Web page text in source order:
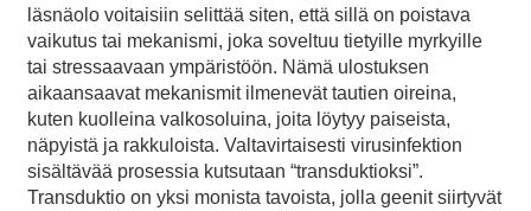
läsnäolo voitaisiin selittää siten, että sillä on poistava
vaikutus tai mekanismi, joka soveltuu tietyille myrkyille
tai stressaavaan ympäristöön. Nämä ulostuksen
aikaansaavat mekanismit ilmenevät tautien oireina,
kuten kuolleina valkosoluina, joita löytyy paiseista,
näpyistä ja rakkuloista. Valtavirtaisesti virusinfektion
sisältävää prosessia kutsutaan “transduktioksi”.
Transduktio on yksi monista tavoista, jolla geenit siirtyvät